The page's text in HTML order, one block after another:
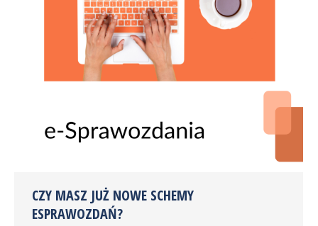
CZY MASZ JUŻ NOWE SCHEMY
ESPRAWOZDAŃ?